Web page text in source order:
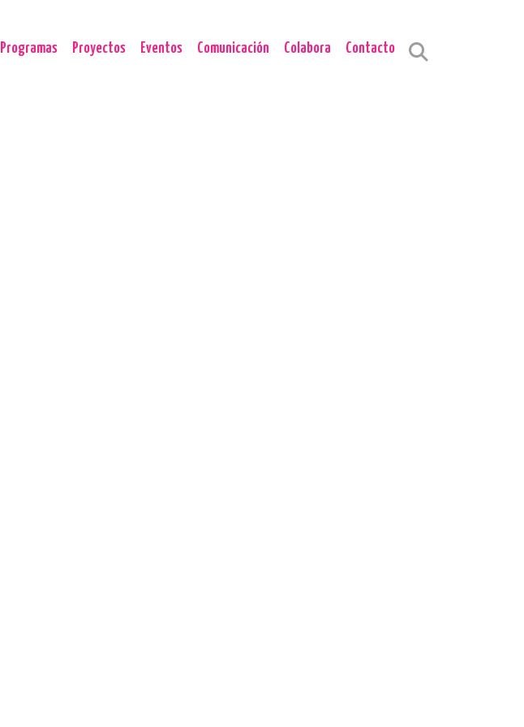
Programas Proyectos Eventos Comunicación Colabora Contacto